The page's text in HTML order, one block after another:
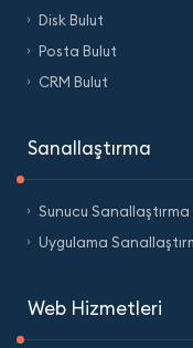
Disk Bulut
Posta Bulut
CRM Bulut
Sanallaştırma
Sunucu Sanallaştırma
Uygulama
Web Hizmetleri